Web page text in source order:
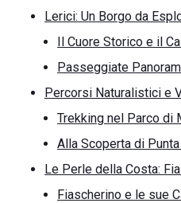
Lerici: Un Borgo da
Il Cuore Storico e il
Passeggiate
Percorsi Naturalistici e
Trekking nel Parco di
Alla Scoperta di
Le Perle della Costa:
Fiascherino e le sue